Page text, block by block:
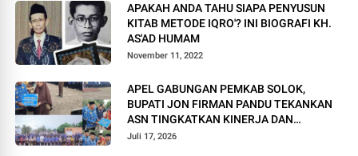
APAKAH ANDA TAHU SIAPA PENYUSUN
KITAB METODE IQRO'? INI BIOGRAFI KH.
AS'AD HUMAM
November 11, 2022
APEL GABUNGAN PEMKAB SOLOK,
BUPATI JON FIRMAN PANDU TEKANKAN
ASN TINGKATKAN KINERJA DAN
PELAYANAN MASYARAKAT.
Juli 17, 2026